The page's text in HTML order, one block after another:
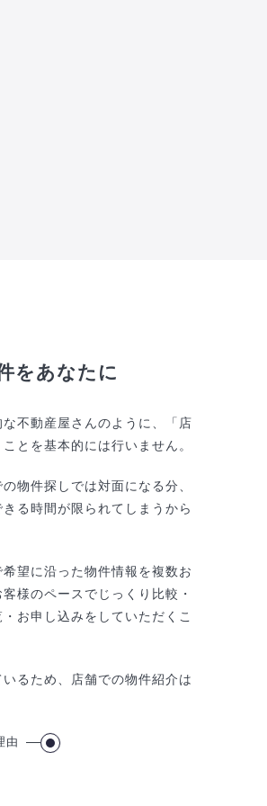
をあなたに
不動産屋さんのように、「店
とを基本的には行いません。
物件探しでは対面になる分、
る時間が限られてしまうから
望に沿った物件情報を複数お
様のペースでじっくり比較・
お申し込みをしていただくこ
るため、店舗での物件紹介は
由